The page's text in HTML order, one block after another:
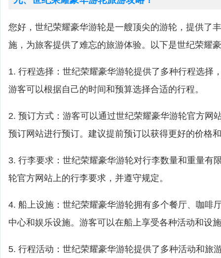
您好，世纪荣耀豪华游轮是一艘顶尖的游轮，提供了
施，为旅客提供了难忘的旅游体验。以下是世纪荣耀
1. 行程选择：世纪荣耀豪华游轮提供了多种行程选择
游客可以根据自己的时间和预算选择合适的行程。
2. 预订方式：游客可以通过世纪荣耀豪华游轮官方网
预订网站进行预订。建议提前预订以获得更好的价格
3. 行李要求：世纪荣耀豪华游轮对行李数量和重量有
轮官方网站上的行李要求，并遵守规定。
4. 船上设施：世纪荣耀豪华游轮拥有多个餐厅、咖啡
中心和娱乐设施。游客可以在船上享受各种活动和设
5. 行程活动：世纪荣耀豪华游轮提供了多种活动和旅